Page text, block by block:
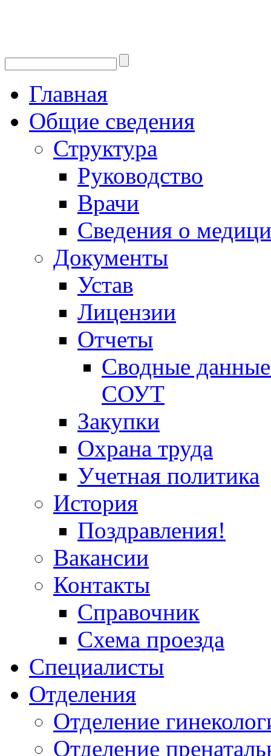
Главная
Общие сведения
Структура
Руководство
Врачи
Сведения о
Документы
Устав
Лицензии
Отчеты
Сводные данные
СОУТ
Закупки
Охрана труда
Учетная политика
История
Поздравления!
Вакансии
Контакты
Справочник
Схема проезда
Специалисты
Отделения
Отделение
Отделение